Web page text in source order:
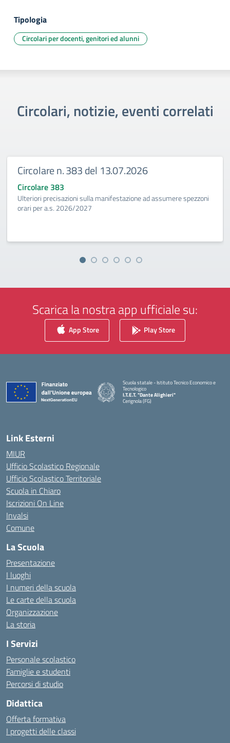
Tipologia
Circolari per docenti, genitori ed alunni
Circolari, notizie, eventi correlati
Circolare n. 383 del 13.07.2026
Circolare 383
Ulteriori precisazioni sulla manifestazione ad assumere spezzoni
orari per a.s. 2026/2027
Scarica la nostra app ufficiale su:
App Store Play Store
Scuola statale - Istituto Tecnico Economico e
Tecnologico
I.T.E.T. "Dante Alighieri"
Cerignola (FG)
— Visita la pagina iniziale della scuola
Link Esterni
MIUR
Ufficio Scolastico Regionale
Ufficio Scolastico Territoriale
Scuola in Chiaro
Iscrizioni On Line
Invalsi
Comune
La Scuola
Presentazione
I luoghi
I numeri della scuola
Le carte della scuola
Organizzazione
La storia
I Servizi
Personale scolastico
Famiglie e studenti
Percorsi di studio
Didattica
Offerta formativa
I progetti delle classi